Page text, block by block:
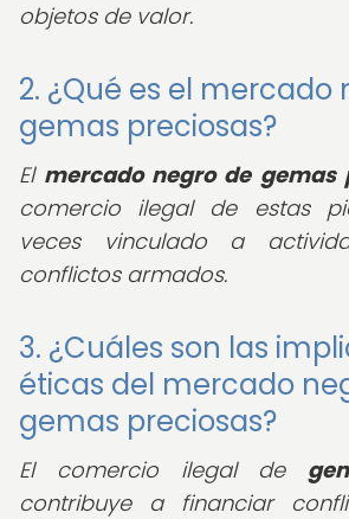
objetos de valor.
2. ¿Qué es el mercado
gemas preciosas?
El mercado negro de gemas
comercio ilegal de estas
veces vinculado a
conflictos armados.
3. ¿Cuáles son las
éticas del mercado
gemas preciosas?
El comercio ilegal de
contribuye a financiar